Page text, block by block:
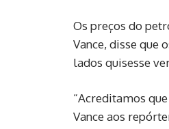
Os preços do
Vance, disse que
lados quisesse
“Acreditamos
Vance aos